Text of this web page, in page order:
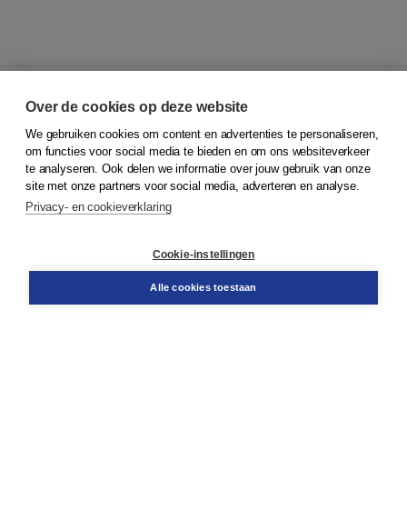
© 2026Koninklijke Boom uitgevers
Klantenservice
Service & informatie
Contact
Over de cookies op deze website
We gebruiken cookies om content en advertenties te personaliseren,
om functies voor social media te bieden en om ons websiteverkeer
te analyseren. Ook delen we informatie over jouw gebruik van onze
site met onze partners voor social media, adverteren en analyse.
Privacy- en cookieverklaring
Cookie-instellingen
Alle cookies toestaan